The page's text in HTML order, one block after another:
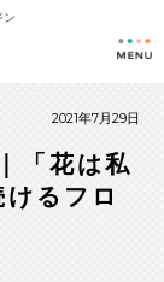
ン
2021年7月29日
「花は私
るフロ